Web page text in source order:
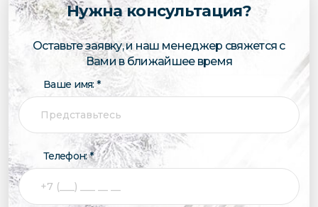
Нужна консультация?
Оставьте заявку, и наш менеджер свяжется с
Вами в ближайшее время
Ваше имя: *
Телефон: *